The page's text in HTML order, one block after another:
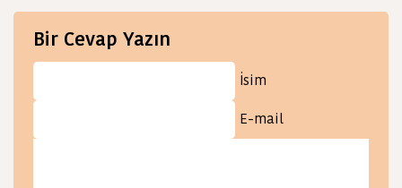
Bir Cevap Yazın
İsim
E-mail